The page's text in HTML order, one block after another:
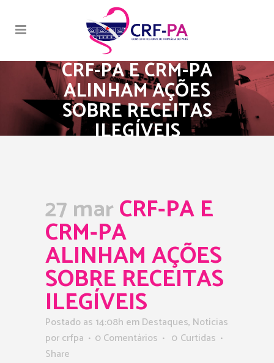
CRF-PA E CRM-PA
ALINHAM AÇÕES
SOBRE RECEITAS
ILEGÍVEIS
27 marCRF-PA E
CRM-PA
ALINHAM AÇÕES
SOBRE RECEITAS
ILEGÍVEIS
Postado as 14:08h emDestaques, Notícias
porcrfpa 0 Comentários 0 Curtidas
Share